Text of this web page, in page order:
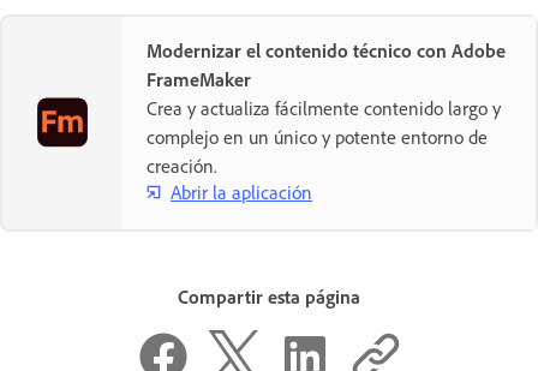
Modernizar el contenido técnico con Adobe
FrameMaker
Crea y actualiza fácilmente contenido largo y
complejo en un único y potente entorno de
creación.
Abrir la aplicación
Compartir esta página